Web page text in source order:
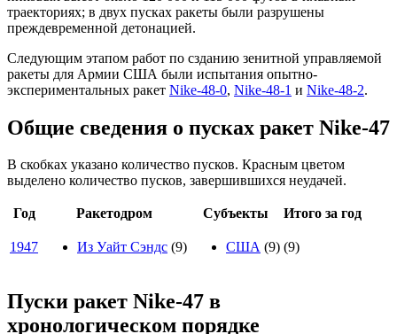
траекториях; в двух пусках ракеты были разрушены
преждевременной детонацией.
Следующим этапом работ по сзданию зенитной управляемой
ракеты для Армии США были испытания опытно-
экспериментальных ракет Nike-48-0, Nike-48-1 и Nike-48-2.
Общие сведения о пусках ракет Nike-47
В скобках указано количество пусков. Красным цветом
выделено количество пусков, завершившихся неудачей.
Год Ракетодром Субъекты Итого за год
1947 Из Уайт Сэндс (9) США (9) (9)
Пуски ракет Nike-47 в
хронологическом порядке